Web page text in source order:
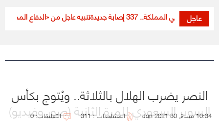
عاجل
في المملكة.. 337 إصابة جديدة تنبيه عاجل من «الدفاع المدني»
النصر يضرب الهلال بالثلاثة.. ويُتوج بكأس
السوبر السعودي للمرة الثانية (صور وفيديو)
10:34 مساءً, 30 Jan 2021 المشاهدات : 311 التعليقات: 0